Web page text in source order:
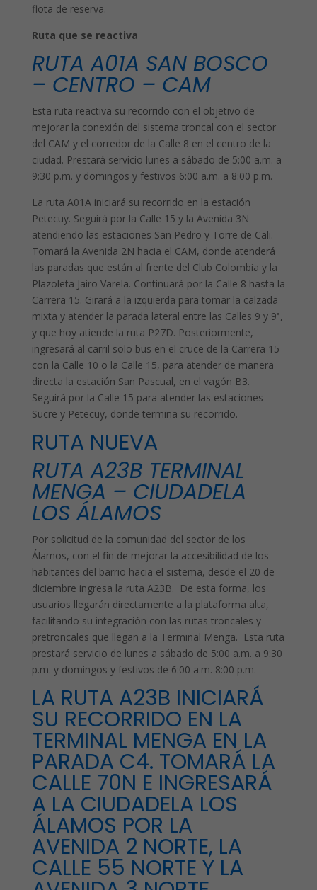
flota de reserva.
Ruta que se reactiva
RUTA A01A SAN BOSCO
– CENTRO – CAM
Esta ruta reactiva su recorrido con el objetivo de
mejorar la conexión del sistema troncal con el sector
del CAM y el corredor de la Calle 8 en el centro de la
ciudad. Prestará servicio lunes a sábado de 5:00 a.m. a
9:30 p.m. y domingos y festivos 6:00 a.m. a 8:00 p.m.
La ruta A01A iniciará su recorrido en la estación
Petecuy. Seguirá por la Calle 15 y la Avenida 3N
atendiendo las estaciones San Pedro y Torre de Cali.
Tomará la Avenida 2N hacia el CAM, donde atenderá
las paradas que están al frente del Club Colombia y la
Plazoleta Jairo Varela. Continuará por la Calle 8 hasta la
Carrera 15. Girará a la izquierda para tomar la calzada
mixta y atender la parada lateral entre las Calles 9 y 9ª,
y que hoy atiende la ruta P27D. Posteriormente,
ingresará al carril solo bus en el cruce de la Carrera 15
con la Calle 10 o la Calle 15, para atender de manera
directa la estación San Pascual, en el vagón B3.
Seguirá por la Calle 15 para atender las estaciones
Sucre y Petecuy, donde termina su recorrido.
RUTA NUEVA
RUTA A23B TERMINAL
MENGA – CIUDADELA
LOS ÁLAMOS
Por solicitud de la comunidad del sector de los
Álamos, con el fin de mejorar la accesibilidad de los
habitantes del barrio hacia el sistema, desde el 20 de
diciembre ingresa la ruta A23B. De esta forma, los
usuarios llegarán directamente a la plataforma alta,
facilitando su integración con las rutas troncales y
pretroncales que llegan a la Terminal Menga. Esta ruta
prestará servicio de lunes a sábado de 5:00 a.m. a 9:30
p.m. y domingos y festivos de 6:00 a.m. 8:00 p.m.
LA RUTA A23B INICIARÁ
SU RECORRIDO EN LA
TERMINAL MENGA EN LA
PARADA C4. TOMARÁ LA
CALLE 70N E INGRESARÁ
A LA CIUDADELA LOS
ÁLAMOS POR LA
AVENIDA 2 NORTE, LA
CALLE 55 NORTE Y LA